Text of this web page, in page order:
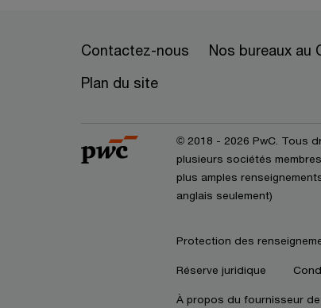
Contactez-nous Nos bureaux au
Plan du site
© 2018 - 2026 PwC. Tous
plusieurs sociétés
plus amples
anglais seulement)
Protection des
Réserve juridique
À propos du fournisseur